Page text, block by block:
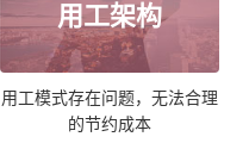
用工架构
用工模式存在问题，无法合理
的节约成本